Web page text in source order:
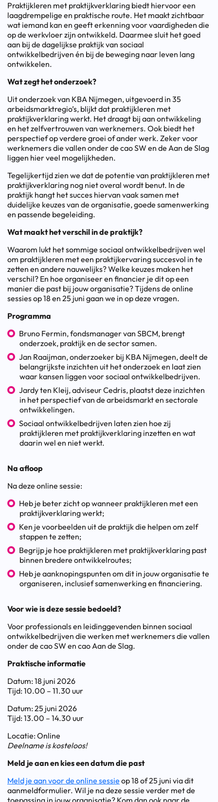
Praktijkleren met praktijkverklaring biedt hiervoor een
laagdrempelige en praktische route. Het maakt zichtbaar
wat iemand kan en geeft erkenning voor vaardigheden die
op de werkvloer zijn ontwikkeld. Daarmee sluit het goed
aan bij de dagelijkse praktijk van sociaal
ontwikkelbedrijven én bij de beweging naar leven lang
ontwikkelen.
Wat zegt het onderzoek?
Uit onderzoek van KBA Nijmegen, uitgevoerd in 35
arbeidsmarktregio’s, blijkt dat praktijkleren met
praktijkverklaring werkt. Het draagt bij aan ontwikkeling
en het zelfvertrouwen van werknemers. Ook biedt het
perspectief op verdere groei of ander werk. Zeker voor
werknemers die vallen onder de cao SW en de Aan de Slag
liggen hier veel mogelijkheden.
Tegelijkertijd zien we dat de potentie van praktijkleren met
praktijkverklaring nog niet overal wordt benut. In de
praktijk hangt het succes hiervan vaak samen met
duidelijke keuzes van de organisatie, goede samenwerking
en passende begeleiding.
Wat maakt het verschil in de praktijk?
Waarom lukt het sommige sociaal ontwikkelbedrijven wel
om praktijkleren met een praktijkervaring succesvol in te
zetten en andere nauwelijks? Welke keuzes maken het
verschil? En hoe organiseer en financier je dit op een
manier die past bij jouw organisatie? Tijdens de online
sessies op 18 en 25 juni gaan we in op deze vragen.
Programma
Bruno Fermin, fondsmanager van SBCM, brengt
onderzoek, praktijk en de sector samen.
Jan Raaijman, onderzoeker bij KBA Nijmegen, deelt de
belangrijkste inzichten uit het onderzoek en laat zien
waar kansen liggen voor sociaal ontwikkelbedrijven.
Jardy ten Kleij, adviseur Cedris, plaatst deze inzichten
in het perspectief van de arbeidsmarkt en sectorale
ontwikkelingen.
Sociaal ontwikkelbedrijven laten zien hoe zij
praktijkleren met praktijkverklaring inzetten en wat
daarin wel en niet werkt.
Na afloop
Na deze online sessie:
Heb je beter zicht op wanneer praktijkleren met een
praktijkverklaring werkt;
Ken je voorbeelden uit de praktijk die helpen om zelf
stappen te zetten;
Begrijp je hoe praktijkleren met praktijkverklaring past
binnen bredere ontwikkelroutes;
Heb je aanknopingspunten om dit in jouw organisatie te
organiseren, inclusief samenwerking en financiering.
Voor wie is deze sessie bedoeld?
Voor professionals en leidinggevenden binnen sociaal
ontwikkelbedrijven die werken met werknemers die vallen
onder de cao SW en cao Aan de Slag.
Praktische informatie
Datum: 18 juni 2026
Tijd: 10.00 – 11.30 uur
Datum: 25 juni 2026
Tijd: 13.00 – 14.30 uur
Locatie: Online
Deelname is kosteloos!
Meld je aan en kies een datum die past
Meld je aan voor de online sessie op 18 of 25 juni via dit
aanmeldformulier. Wil je na deze sessie verder met de